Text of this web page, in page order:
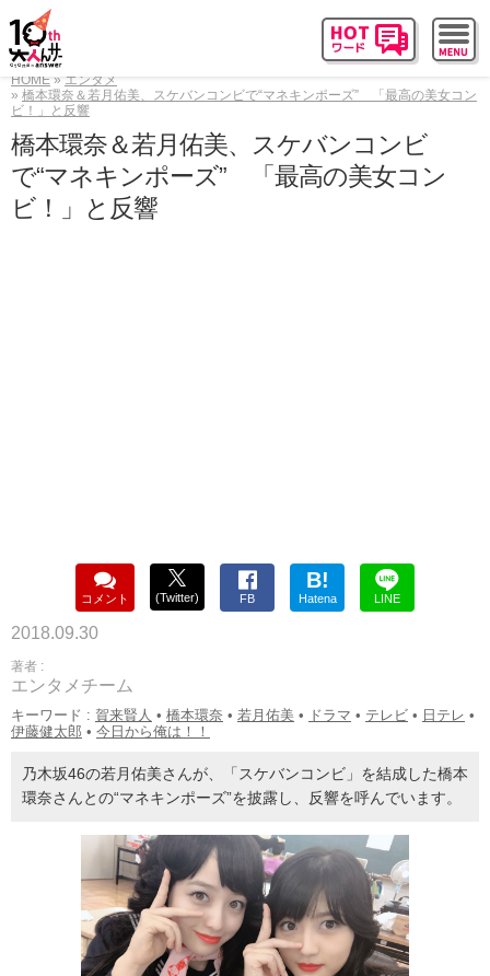
HOME
エンタメ
橋本環奈＆若月佑美、スケバンコンビで“マネキンポーズ” 「最高の美女コン
ビ！」と反響
橋本環奈＆若月佑美、スケバンコンビ
で“マネキンポーズ” 「最高の美女コン
ビ！」と反響
コメント (Twitter) FB
B!
Hatena LINE
2018.09.30
著者 :
エンタメチーム
キーワード : 賀来賢人 • 橋本環奈 • 若月佑美 • ドラマ • テレビ • 日テレ •
伊藤健太郎 • 今日から俺は！！
乃木坂46の若月佑美さんが、「スケバンコンビ」を結成した橋本
環奈さんとの“マネキンポーズ”を披露し、反響を呼んでいます。